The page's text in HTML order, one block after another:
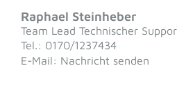
Raphael Steinheber
Team Lead Technischer
Tel.: 0170/1237434
E-Mail: Nachricht senden